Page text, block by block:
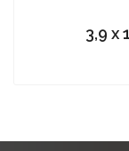
3,9 x